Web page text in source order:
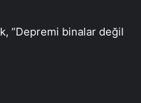
“Depremi binalar değil